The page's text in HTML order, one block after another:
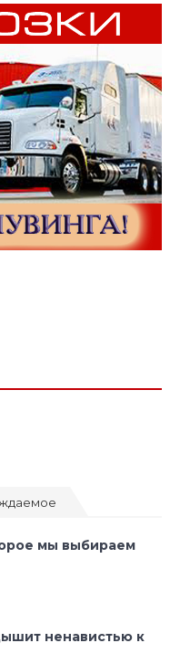
мы выбираем
ненавистью к